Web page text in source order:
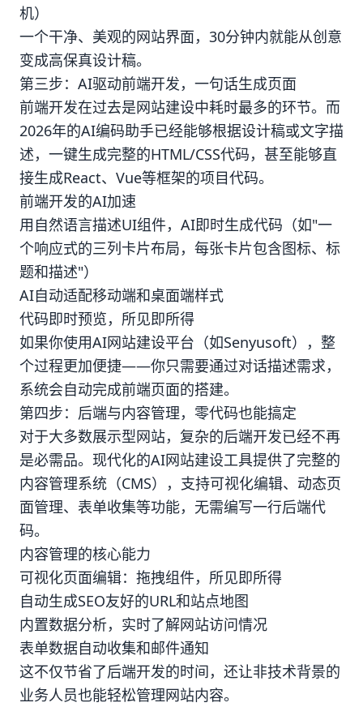
机）
一个干净、美观的网站界面，30分钟内就能从创意
变成高保真设计稿。
第三步：AI驱动前端开发，一句话生成页面
前端开发在过去是网站建设中耗时最多的环节。而
2026年的AI编码助手已经能够根据设计稿或文字描
述，一键生成完整的HTML/CSS代码，甚至能够直
接生成React、Vue等框架的项目代码。
前端开发的AI加速
用自然语言描述UI组件，AI即时生成代码（如"一
个响应式的三列卡片布局，每张卡片包含图标、标
题和描述"）
AI自动适配移动端和桌面端样式
代码即时预览，所见即所得
如果你使用AI网站建设平台（如Senyusoft），整
个过程更加便捷——你只需要通过对话描述需求，
系统会自动完成前端页面的搭建。
第四步：后端与内容管理，零代码也能搞定
对于大多数展示型网站，复杂的后端开发已经不再
是必需品。现代化的AI网站建设工具提供了完整的
内容管理系统（CMS），支持可视化编辑、动态页
面管理、表单收集等功能，无需编写一行后端代
码。
内容管理的核心能力
可视化页面编辑：拖拽组件，所见即所得
自动生成SEO友好的URL和站点地图
内置数据分析，实时了解网站访问情况
表单数据自动收集和邮件通知
这不仅节省了后端开发的时间，还让非技术背景的
业务人员也能轻松管理网站内容。